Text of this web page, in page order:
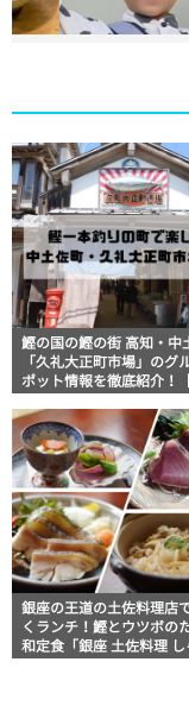
鰹の国の鰹の街 高知・中
「久礼大正町市場」のグ
ポット情報を徹底紹介！【
銀座の王道の土佐料理店
くランチ！鰹とウツボの
和定食「銀座 土佐料理 し